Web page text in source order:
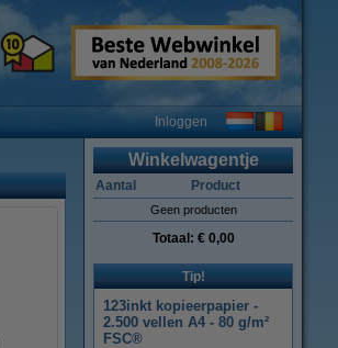
Inloggen
Winkelwagentje
Aantal Product
Geen producten
Totaal: € 0,00
Tip!
123inkt kopieerpapier -
2.500 vellen A4 - 80 g/m²
FSC®